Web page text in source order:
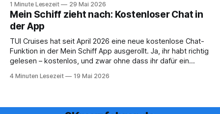
werden, um das Bordguthaben zu erhalten. Bereits vor
einiger Zeit wurde zudem die Möglichkeit gestrichen, das
Bordguthaben per
1 Minute Lesezeit 29 Mai 2026
Mein Schiff zieht nach: Kostenloser Chat in
der App
TUI Cruises hat seit April 2026 eine neue kostenlose Chat-
Funktion in der Mein Schiff App ausgerollt. Ja, ihr habt richtig
gelesen – kostenlos, und zwar ohne dass ihr dafür ein
bisschen kritisch, wenn neue App-Features angekündigt
4 Minuten Lesezeit 19 Mai 2026